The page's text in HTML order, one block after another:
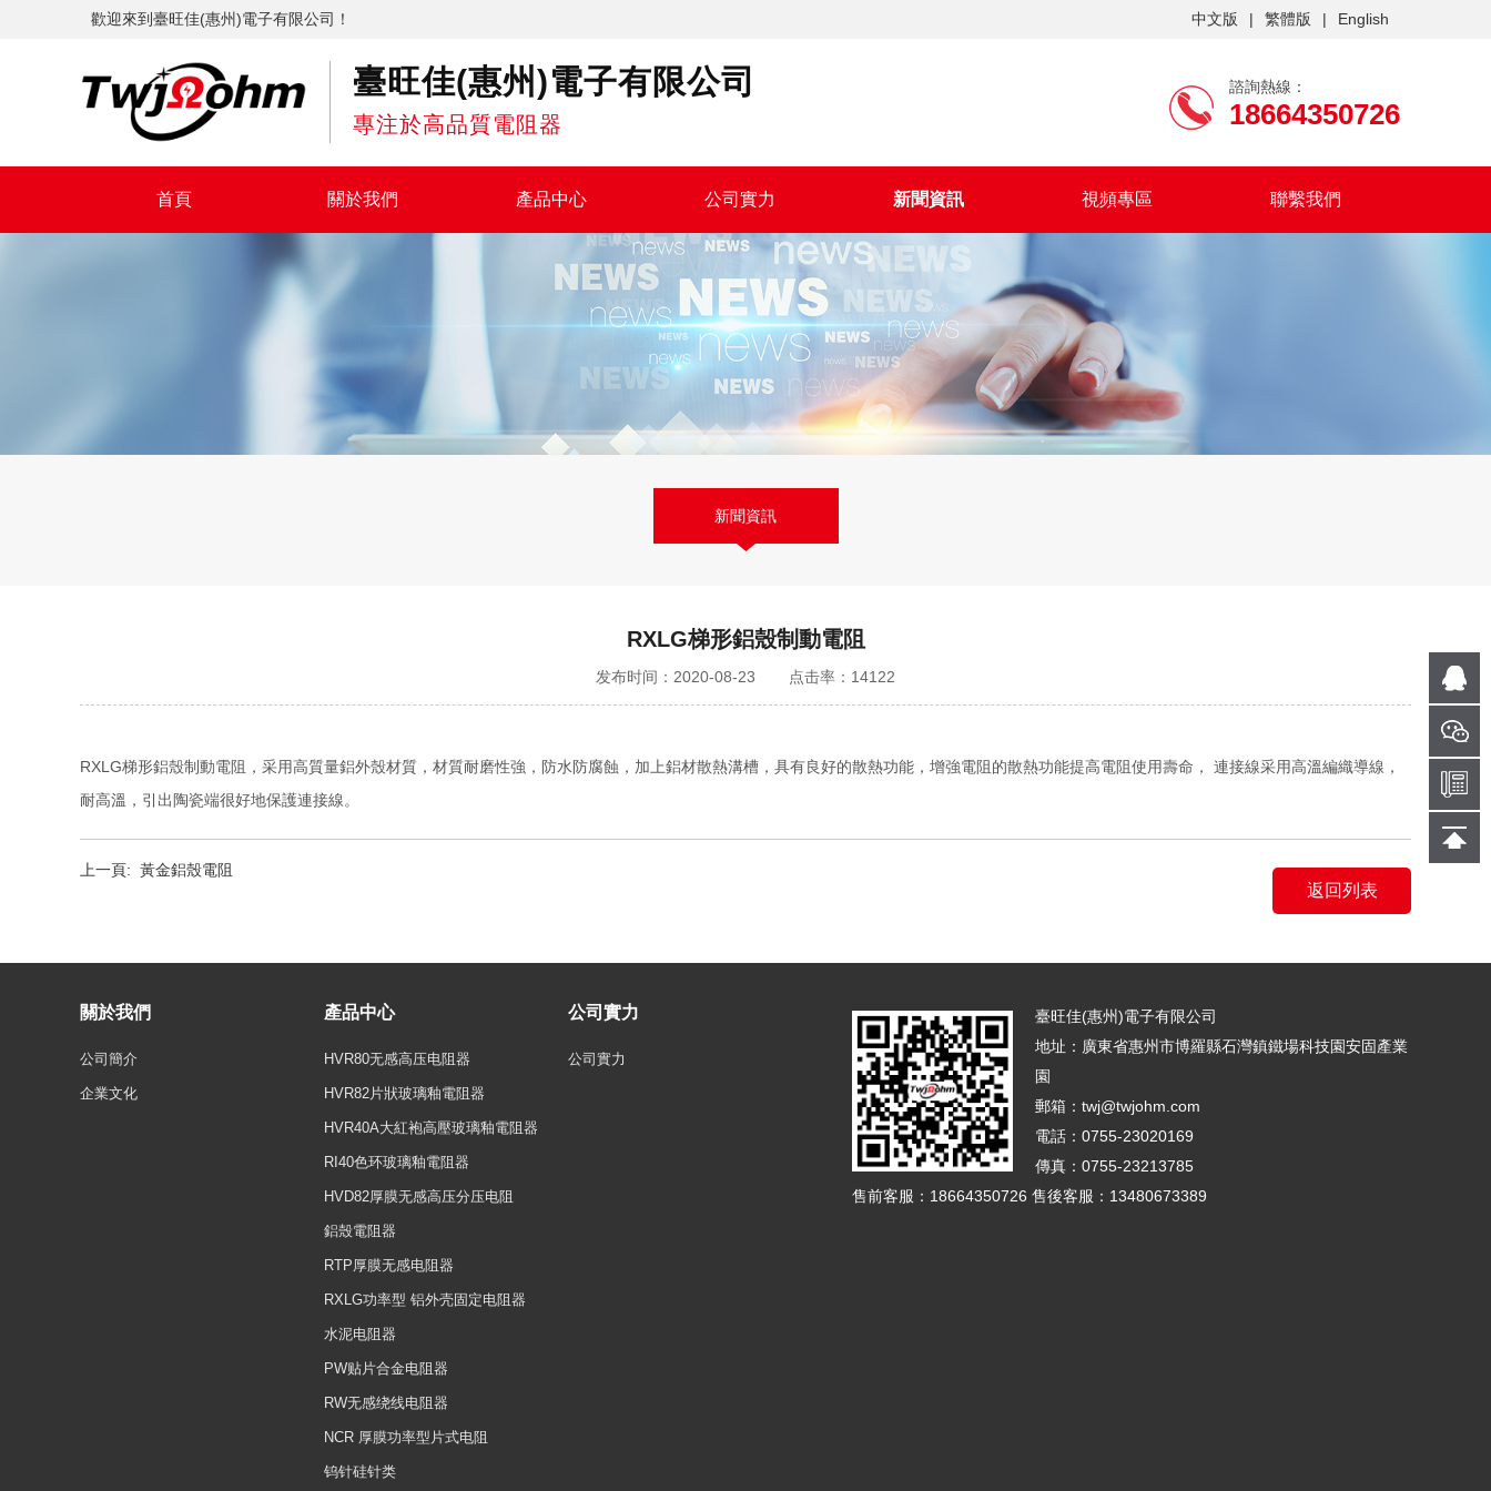
歡迎來到臺旺佳(惠州)電子有限公司！ 中文版 | 繁體版 | English
臺旺佳(惠州)電子有限公司
專注於高品質電阻器
諮詢熱線：
18664350726
首頁 關於我們 產品中心 公司實力 新聞資訊 視頻專區 聯繫我們
新聞資訊
RXLG梯形鋁殼制動電阻
发布时间：2020-08-23 点击率：14122
RXLG梯形鋁殼制動電阻，采用高質量鋁外殼材質，材質耐磨性強，防水防腐蝕，加上鋁材散熱溝槽，具有良好的散熱功能，增強電阻的散熱功能提高電阻使用壽命， 連接線采用高溫編織導線，
耐高溫，引出陶瓷端很好地保護連接線。
返回列表
上一頁: 黃金鋁殼電阻
關於我們
公司簡介
企業文化
產品中心
HVR80无感高压电阻器
HVR82片狀玻璃釉電阻器
HVR40A大紅袍高壓玻璃釉電阻器
RI40色环玻璃釉電阻器
HVD82厚膜无感高压分压电阻
鋁殼電阻器
RTP厚膜无感电阻器
RXLG功率型 铝外壳固定电阻器
水泥电阻器
PW贴片合金电阻器
RW无感绕线电阻器
NCR 厚膜功率型片式电阻
钨针硅针类
公司實力
公司實力
臺旺佳(惠州)電子有限公司
地址：廣東省惠州市博羅縣石灣鎮鐵場科技園安固產業
園
郵箱：twj@twjohm.com
電話：0755-23020169
傳真：0755-23213785
售前客服：18664350726 售後客服：13480673389